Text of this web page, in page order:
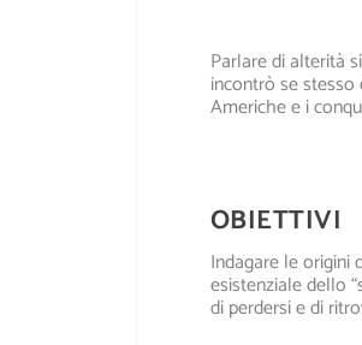
Parlare di alterità
incontrò se
Americhe e i
OBIETTIVI
Indagare le origini
esistenziale dello
di perdersi e di